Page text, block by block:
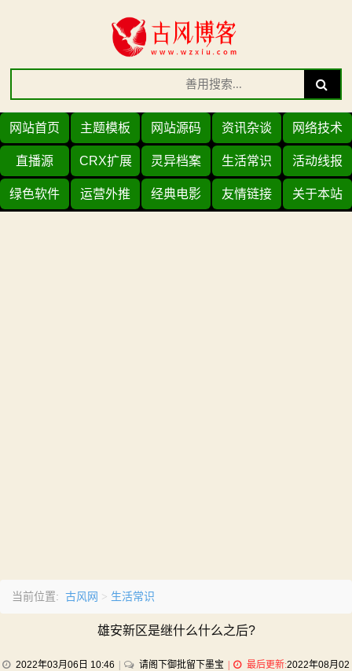
Search
for:
Search
网站首页 主题模板 网站源码 资讯杂谈 网络技术
直播源 CRX扩展 灵异档案 生活常识 活动线报
绿色软件 运营外推 经典电影 友情链接 关于本站
当前位置: 古风网 > 生活常识
雄安新区是继什么什么之后?
2022年03月06日 10:46 请阁下御批留下墨宝 on
最后更新:2022年08月02